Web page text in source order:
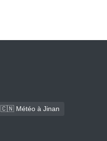
🇨🇳 Météo à Jinan